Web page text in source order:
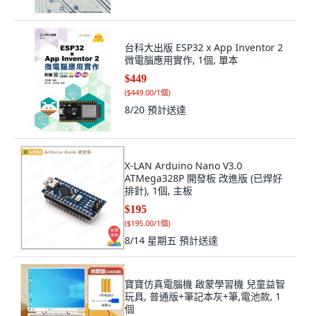
台科大出版 ESP32 x App Inventor 2
微電腦應用實作, 1個, 單本
$449
($449.00/1個)
8/20 預計送達
X-LAN Arduino Nano V3.0
ATMega328P 開發板 改進版 (已焊好
排針), 1個, 主板
$195
($195.00/1個)
8/14 星期五 預計送達
寶寶仿真電腦機 啟蒙學習機 兒童益智
玩具, 普通版+筆記本灰+筆,電池款, 1
個